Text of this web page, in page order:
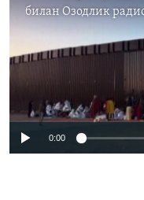
билан Озодлик
Айни дамда
0:00